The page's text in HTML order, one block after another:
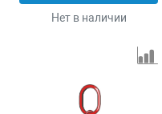
Нет в наличии